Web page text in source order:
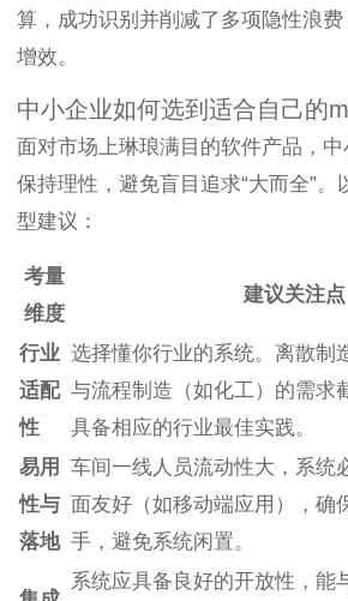
算，成功识别并削减了多项隐性浪
增效。
中小企业如何选到适合自己的
面对市场上琳琅满目的软件产品，
保持理性，避免盲目追求“大而全”
型建议：
考量
维度
建议关注点
行业
适配
性
选择懂你行业的系统。离散制
与流程制造（如化工）的需求
具备相应的行业最佳实践。
易用
性与
落地
车间一线人员流动性大，系统
面友好（如移动端应用），确
手，避免系统闲置。
系统应具备良好的开放性，能